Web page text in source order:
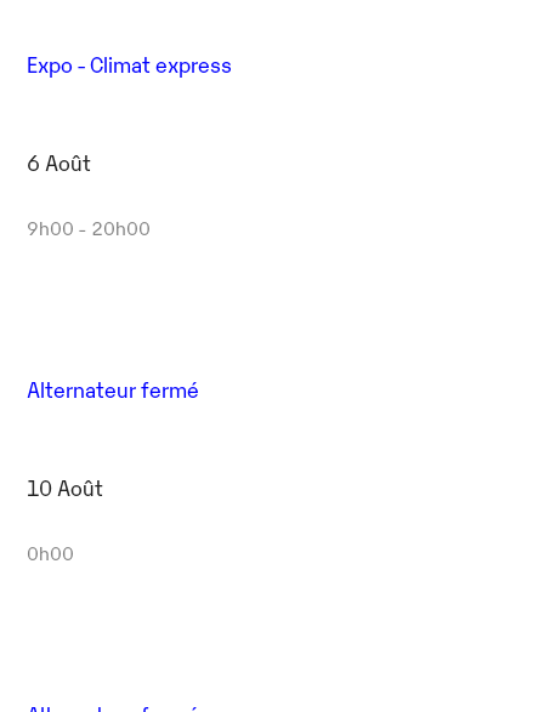
Expo - Climat express
6 Août
9h00 - 20h00
Alternateur fermé
10 Août
0h00